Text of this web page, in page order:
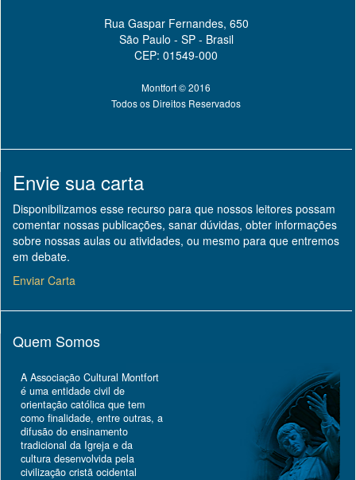
Rua Gaspar Fernandes, 650
São Paulo - SP - Brasil
CEP: 01549-000
Montfort © 2016
Todos os Direitos Reservados
Envie sua carta
Disponibilizamos esse recurso para que nossos leitores possam
comentar nossas publicações, sanar dúvidas, obter informações
sobre nossas aulas ou atividades, ou mesmo para que entremos
em debate.
Enviar Carta
Quem Somos
A Associação Cultural Montfort
é uma entidade civil de
orientação católica que tem
como finalidade, entre outras, a
difusão do ensinamento
tradicional da Igreja e da
cultura desenvolvida pela
civilização cristã ocidental